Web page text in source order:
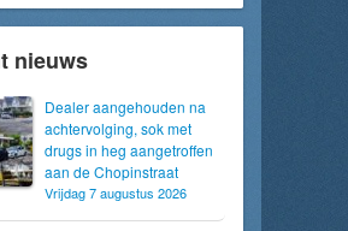
nieuws
Dealer aangehouden na
achtervolging, sok met
drugs in heg aangetroffen
aan de Chopinstraat
Vrijdag 7 augustus 2026